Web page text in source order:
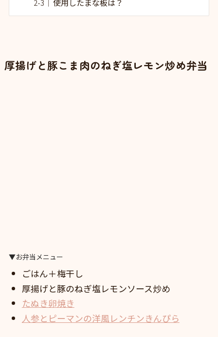
使用したまな板は？
厚揚げと豚こま肉のねぎ塩レモン炒め弁当
▼お弁当メニュー
ごはん＋梅干し
厚揚げと豚のねぎ塩レモンソース炒め
たぬき卵焼き
人参とピーマンの洋風レンチンきんぴら